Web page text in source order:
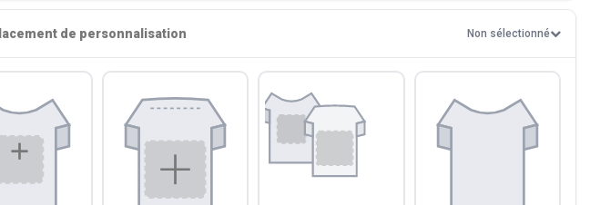
de personnalisation Non sélectionné